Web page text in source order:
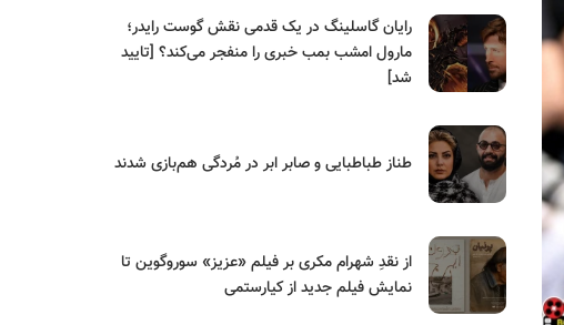
رایان گاسلینگ در یک قدمی نقش گوست رایدر؛
مارول امشب بمب خبری را منفجر می‌کند؟ [تایید
شد]
طناز طباطبایی و صابر ابر در مُردگی هم‌بازی شدند
از نقدِ شهرام مکری بر فیلم «عزیز» سوروگوین تا
نمایش فیلم جدید از کیارستمی